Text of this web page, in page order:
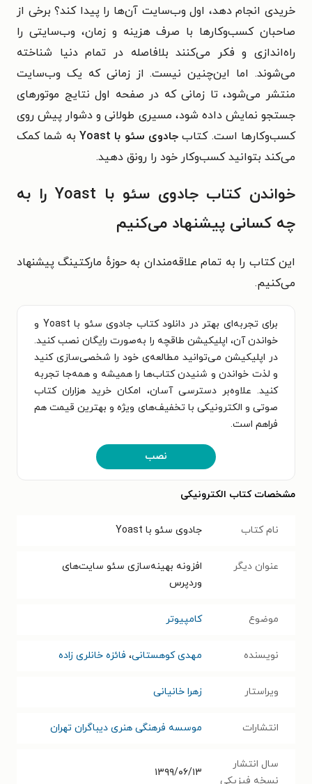
خریدی انجام دهد، اول وب‌سایت آن‌ها را پیدا کند؟ برخی از
صاحبان کسب‌وکارها با صرف هزینه و زمان، وب‌سایتی را
راه‌اندازی و فکر می‌کنند بلافاصله در تمام دنیا شناخته
می‌شوند. اما این‌چنین نیست. از زمانی که یک وب‌سایت
منتشر می‌شود، تا زمانی که در صفحه اول نتایج موتورهای
جستجو نمایش داده شود، مسیری طولانی و دشوار پیش روی
کسب‌وکارها است. کتاب جادوی سئو با Yoast
به شما کمک
می‌کند بتوانید کسب‌وکار خود را رونق دهید.
خواندن کتاب جادوی سئو با Yoast را به
چه کسانی پیشنهاد می‌کنیم
این کتاب را به تمام علاقه‌مندان به حوزهٔ مارکتینگ پیشنهاد
می‌کنیم.
برای تجربه‌ای بهتر در دانلود کتاب جادوی سئو با Yoast و
خواندن آن، اپلیکیشن طاقچه را به‌صورت رایگان نصب کنید.
در اپلیکیشن می‌توانید مطالعه‌ی خود را شخصی‌سازی کنید
و لذت خواندن و شنیدن کتاب‌ها را همیشه و همه‌جا تجربه
کنید. علاوه‌بر دسترسی آسان، امکان خرید هزاران کتاب
صوتی و الکترونیکی با تخفیف‌های ویژه و بهترین قیمت هم
فراهم است.
نصب
مشخصات کتاب الکترونیکی
نام کتاب جادوی سئو با Yoast
عنوان دیگر
افزونه بهینه‌سازی سئو سایت‌های
وردپرس
موضوع کامپیوتر
نویسنده مهدی کوهستانی، فائزه خانلری زاده
ویراستار زهرا خانیانی
انتشارات موسسه فرهنگی هنری دیباگران تهران
سال انتشار
نسخه فیزیکی
۱۳۹۹/۰۶/۱۳